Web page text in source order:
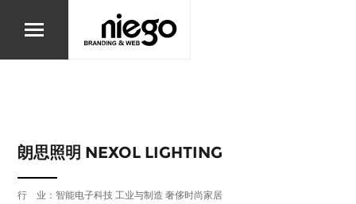
朗思照明 NEXOL LIGHTING
行 业：智能电子科技 工业与制造 奢侈时尚家居